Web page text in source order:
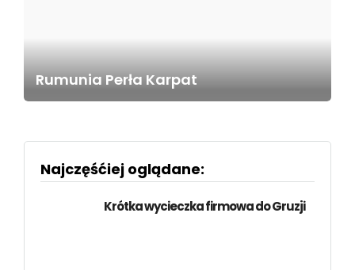
Rumunia Perła Karpat
Najczęśćiej oglądane:
Krótka wycieczka firmowa do Gruzji